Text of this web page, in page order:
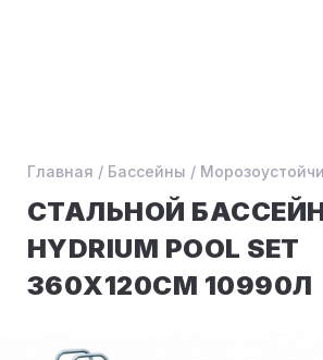
Главная / Бассейны /
СТАЛЬНОЙ
HYDRIUM POOL SET
360Х120СМ 10990Л